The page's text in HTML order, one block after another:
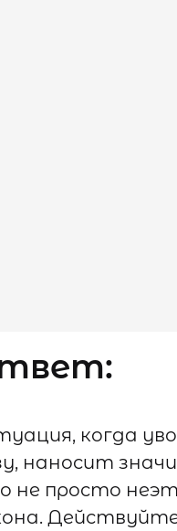
когда
наносит
не просто